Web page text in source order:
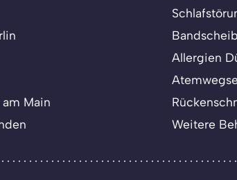
Main
Allergien
Weitere